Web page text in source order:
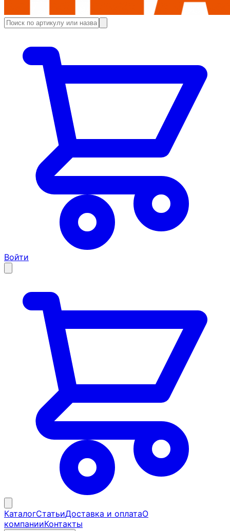
Войти
КаталогСтатьиДоставка и оплатаО
компанииКонтакты